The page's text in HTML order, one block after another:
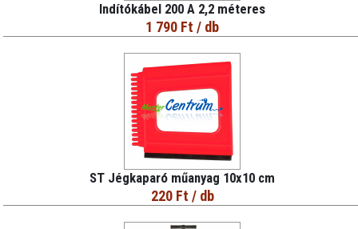
Indítókábel 200 A 2,2 méteres
1 790 Ft / db
ST Jégkaparó műanyag 10x10 cm
220 Ft / db